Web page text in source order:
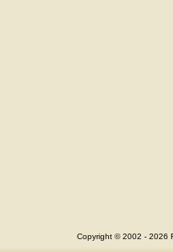
Copyright © 2002 - 2026